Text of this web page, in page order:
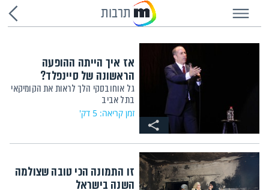
תרבות
אז איך הייתה ההופעה
הראשונה של סיינפלד?
גל אוחובסקי הלך לראות את הקומיקאי
בתל אביב
זמן קריאה: 5 דק'
זו התמונה הכי טובה שצולמה
השנה בישראל